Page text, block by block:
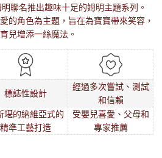
聯名推出趣味十足的姆明主題系列。
的角色為主題，旨在為寶寶帶來笑容，
兒增添一絲魔法。
標誌性設計
經過多次嘗試、測試
和信賴
堪的納維亞式的
精準工藝打造
受嬰兒喜愛、父母和
專家推薦